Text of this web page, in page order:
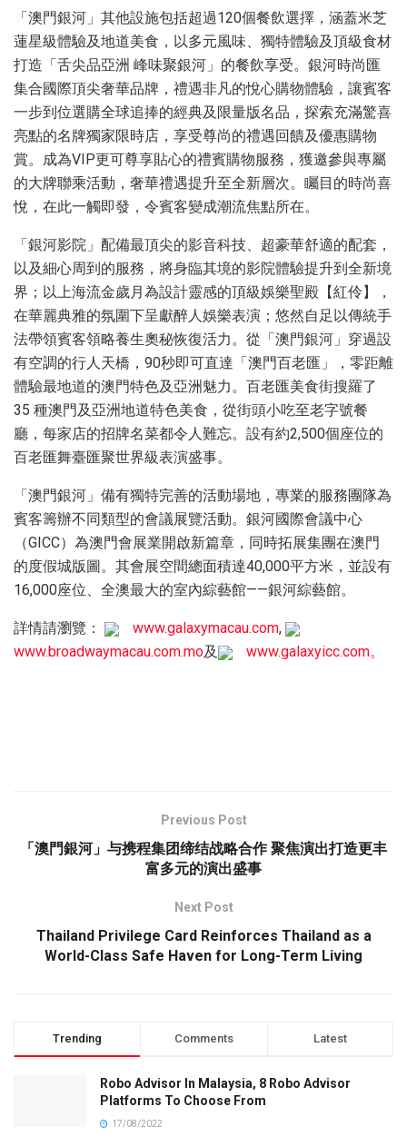
「澳門銀河」其他設施包括超過120個餐飲選擇，涵蓋米芝
蓮星級體驗及地道美食，以多元風味、獨特體驗及頂級食材
打造「舌尖品亞洲 峰味聚銀河」的餐飲享受。銀河時尚匯
集合國際頂尖奢華品牌，禮遇非凡的悅心購物體驗，讓賓客
一步到位選購全球追捧的經典及限量版名品，探索充滿驚喜
亮點的名牌獨家限時店，享受尊尚的禮遇回饋及優惠購物
賞。成為VIP更可尊享貼心的禮賓購物服務，獲邀參與專屬
的大牌聯乘活動，奢華禮遇提升至全新層次。矚目的時尚喜
悅，在此一觸即發，令賓客變成潮流焦點所在。
「銀河影院」配備最頂尖的影音科技、超豪華舒適的配套，
以及細心周到的服務，將身臨其境的影院體驗提升到全新境
界；以上海流金歲月為設計靈感的頂級娛樂聖殿【紅伶】，
在華麗典雅的氛圍下呈獻醉人娛樂表演；悠然自足以傳統手
法帶領賓客領略養生奧秘恢復活力。從「澳門銀河」穿過設
有空調的行人天橋，90秒即可直達「澳門百老匯」，零距離
體驗最地道的澳門特色及亞洲魅力。百老匯美食街搜羅了
35 種澳門及亞洲地道特色美食，從街頭小吃至老字號餐
廳，每家店的招牌名菜都令人難忘。設有約2,500個座位的
百老匯舞臺匯聚世界級表演盛事。
「澳門銀河」備有獨特完善的活動場地，專業的服務團隊為
賓客籌辦不同類型的會議展覽活動。銀河國際會議中心
（GICC）為澳門會展業開啟新篇章，同時拓展集團在澳門
的度假城版圖。其會展空間總面積達40,000平方米，並設有
16,000座位、全澳最大的室內綜藝館——銀河綜藝館。
詳情請瀏覽： www.galaxymacau.com,
www.broadwaymacau.com.mo及 www.galaxyicc.com。
Previous Post
「澳門銀河」与携程集团缔结战略合作 聚焦演出打造更丰
富多元的演出盛事
Next Post
Thailand Privilege Card Reinforces Thailand as a
World-Class Safe Haven for Long-Term Living
Trending Comments Latest
Robo Advisor In Malaysia, 8 Robo Advisor
Platforms To Choose From
17/08/2022